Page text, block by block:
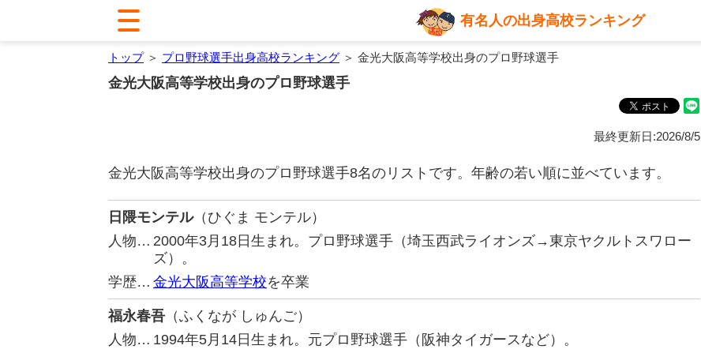
有名人の出身高校ランキング
トップ＞ プロ野球選手出身高校ランキング ＞ 金光大阪高等学校出身のプロ野球選手
金光大阪高等学校出身のプロ野球選手
最終更新日:2026/8/5
金光大阪高等学校出身のプロ野球選手8名のリストです。年齢の若い順に並べています。
日隈モンテル（ひぐま モンテル）
人物… 2000年3月18日生まれ。プロ野球選手（埼玉西武ライオンズ→東京ヤクルトスワロー
ズ）。
学歴… 金光大阪高等学校を卒業
福永春吾 （ふくなが しゅんご）
人物… 1994年5月14日生まれ。元プロ野球選手（阪神タイガースなど）。